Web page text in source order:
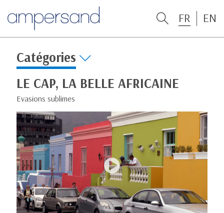
FR EN
Catégories
LE CAP, LA BELLE AFRICAINE
Evasions sublimes